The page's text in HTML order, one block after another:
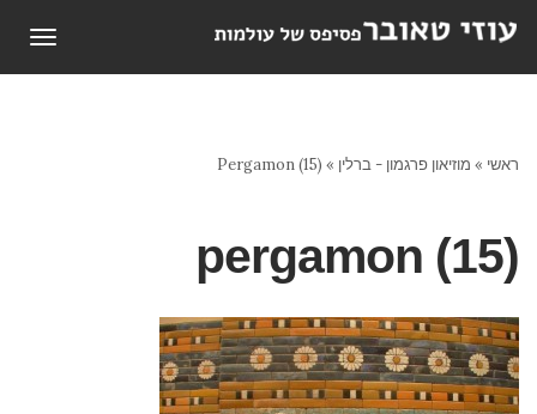
ראשי » מוזיאון פרגמון - ברלין »
Pergamon (15)
pergamon (15)